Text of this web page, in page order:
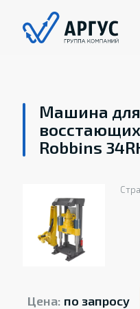
Машина
Robbins
Цена: по запросу